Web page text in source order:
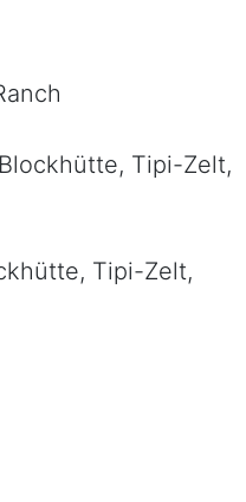
Tipi-Zelt,
Tipi-Zelt,